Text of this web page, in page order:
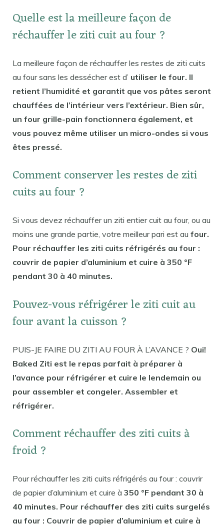
Quelle est la meilleure façon de
réchauffer le ziti cuit au four ?
La meilleure façon de réchauffer les restes de ziti cuits
au four sans les dessécher est d’ utiliser le four. Il
retient l’humidité et garantit que vos pâtes seront
chauffées de l’intérieur vers l’extérieur. Bien sûr,
un four grille-pain fonctionnera également, et
vous pouvez même utiliser un micro-ondes si vous
êtes pressé.
Comment conserver les restes de ziti
cuits au four ?
Si vous devez réchauffer un ziti entier cuit au four, ou au
moins une grande partie, votre meilleur pari est au four.
Pour réchauffer les ziti cuits réfrigérés au four :
couvrir de papier d’aluminium et cuire à 350 °F
pendant 30 à 40 minutes.
Pouvez-vous réfrigérer le ziti cuit au
four avant la cuisson ?
PUIS-JE FAIRE DU ZITI AU FOUR À L’AVANCE ? Oui!
Baked Ziti est le repas parfait à préparer à
l’avance pour réfrigérer et cuire le lendemain ou
pour assembler et congeler. Assembler et
réfrigérer.
Comment réchauffer des ziti cuits à
froid ?
Pour réchauffer les ziti cuits réfrigérés au four : couvrir
de papier d’aluminium et cuire à 350 °F pendant 30 à
40 minutes. Pour réchauffer des ziti cuits surgelés
au four : Couvrir de papier d’aluminium et cuire à